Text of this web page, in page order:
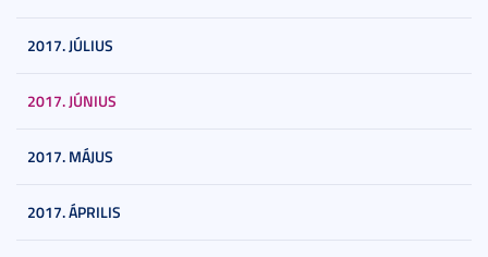
2017. JÚLIUS
2017. JÚNIUS
2017. MÁJUS
2017. ÁPRILIS